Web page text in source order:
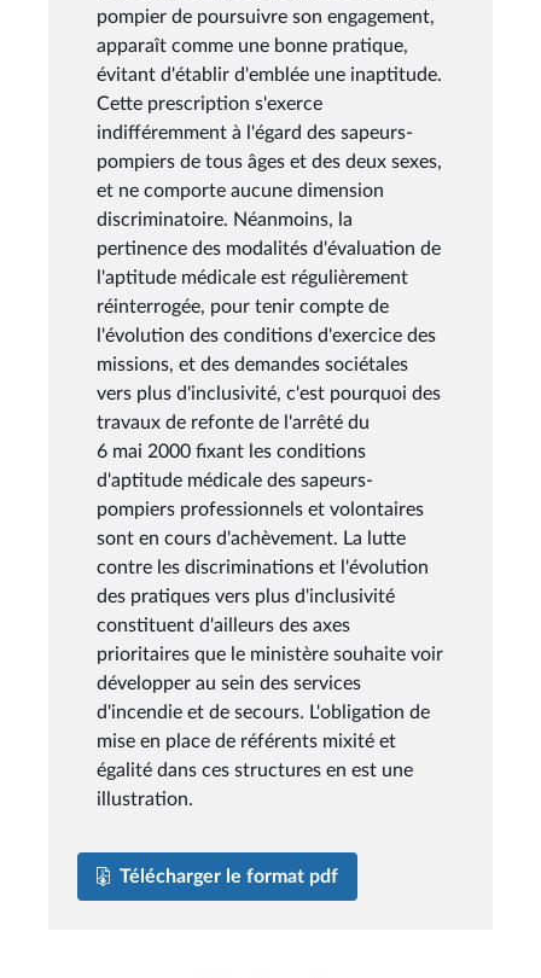
pompier de poursuivre son engagement,
apparaît comme une bonne pratique,
évitant d'établir d'emblée une inaptitude.
Cette prescription s'exerce
indifféremment à l'égard des sapeurs-
pompiers de tous âges et des deux sexes,
et ne comporte aucune dimension
discriminatoire. Néanmoins, la
pertinence des modalités d'évaluation de
l'aptitude médicale est régulièrement
réinterrogée, pour tenir compte de
l'évolution des conditions d'exercice des
missions, et des demandes sociétales
vers plus d'inclusivité, c'est pourquoi des
travaux de refonte de l'arrêté du
6 mai 2000 fixant les conditions
d'aptitude médicale des sapeurs-
pompiers professionnels et volontaires
sont en cours d'achèvement. La lutte
contre les discriminations et l'évolution
des pratiques vers plus d'inclusivité
constituent d'ailleurs des axes
prioritaires que le ministère souhaite voir
développer au sein des services
d'incendie et de secours. L'obligation de
mise en place de référents mixité et
égalité dans ces structures en est une
illustration.
Télécharger le format pdf